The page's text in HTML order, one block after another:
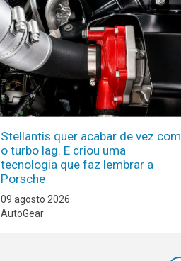
Stellantis quer acabar de vez com
o turbo lag. E criou uma
tecnologia que faz lembrar a
Porsche
09 agosto 2026
AutoGear